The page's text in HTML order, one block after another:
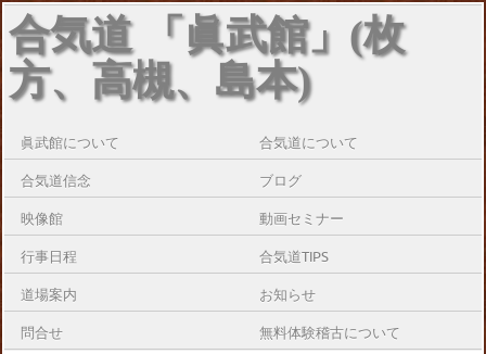
合気道 「眞武館」(枚
方、高槻、島本)
眞武館について 合気道について
合気道信念 ブログ
映像館 動画セミナー
行事日程 合気道TIPS
道場案内 お知らせ
問合せ 無料体験稽古について